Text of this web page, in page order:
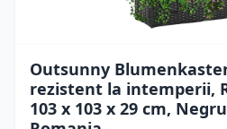
Outsunny
rezistent la intemperii,
103 x 103 x 29 cm,